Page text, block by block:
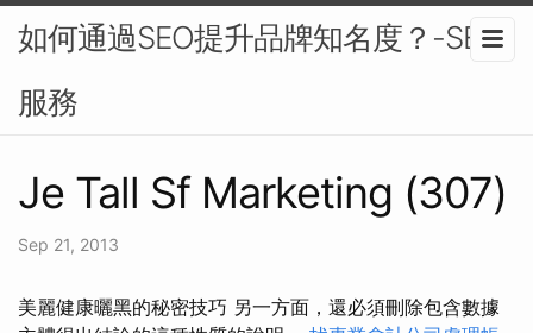
如何通過SEO提升品牌知名度？-SEO
服務
Je Tall Sf Marketing (307)
Sep 21, 2013
美麗健康曬黑的秘密技巧 另一方面，還必須刪除包含數據